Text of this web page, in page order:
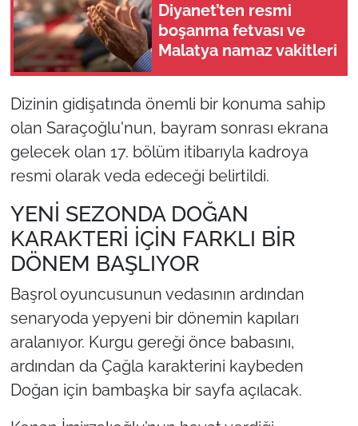
Diyanet’ten resmi
boşanma fetvası ve
Malatya namaz vakitleri
Dizinin gidişatında önemli bir konuma sahip
olan Saraçoğlu'nun, bayram sonrası ekrana
gelecek olan 17. bölüm itibarıyla kadroya
resmi olarak veda edeceği belirtildi.
YENİ SEZONDA DOĞAN
KARAKTERİ İÇİN FARKLI BİR
DÖNEM BAŞLIYOR
Başrol oyuncusunun vedasının ardından
senaryoda yepyeni bir dönemin kapıları
aralanıyor. Kurgu gereği önce babasını,
ardından da Çağla karakterini kaybeden
Doğan için bambaşka bir sayfa açılacak.